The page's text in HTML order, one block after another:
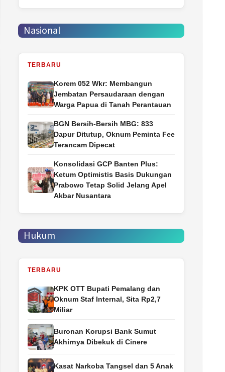
Nasional
TERBARU
Korem 052 Wkr: Membangun
Jembatan Persaudaraan dengan
Warga Papua di Tanah Perantauan
BGN Bersih-Bersih MBG: 833
Dapur Ditutup, Oknum Peminta Fee
Terancam Dipecat
Konsolidasi GCP Banten Plus:
Ketum Optimistis Basis Dukungan
Prabowo Tetap Solid Jelang Apel
Akbar Nusantara
Hukum
TERBARU
‎KPK OTT Bupati Pemalang dan
Oknum Staf Internal, Sita Rp2,7
Miliar
Buronan Korupsi Bank Sumut
Akhirnya Dibekuk di Cinere
Kasat Narkoba Tangsel dan 5 Anak